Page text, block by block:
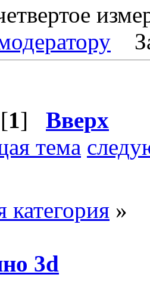
1] Вверх
тема
категория »
3d